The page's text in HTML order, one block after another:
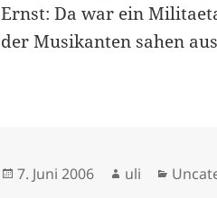
Ernst: Da war ein
der Musikanten sahen
Veröffentlicht
7. Juni 2006 Autor
uli